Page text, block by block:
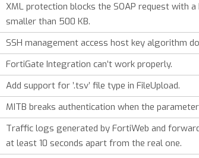
XML protection blocks the SOAP request with
smaller than 500 KB.
SSH management access host key algorithm
FortiGate Integration can’t work properly.
Add support for ’.tsv’ file type in FileUpload.
MITB breaks authentication when the
Traffic logs generated by FortiWeb and
at least 10 seconds apart from the real one.